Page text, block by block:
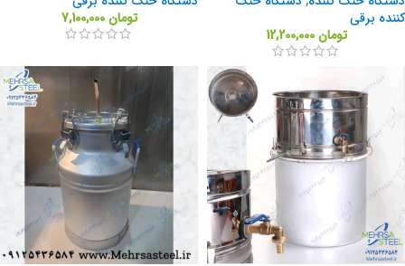
کننده برقی
تومان12,200,000
تومان7,100,000